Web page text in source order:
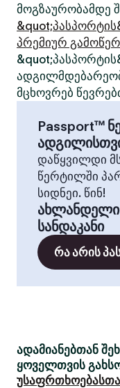
მოგზაურობამდე
პრემიურ
მცხოვრებ
Passport™
დაწყვილდი
წერტილში
სიდნეი. წინ!
სანდაკანი
რა არის
ადამიანებთან
ყოველთვის